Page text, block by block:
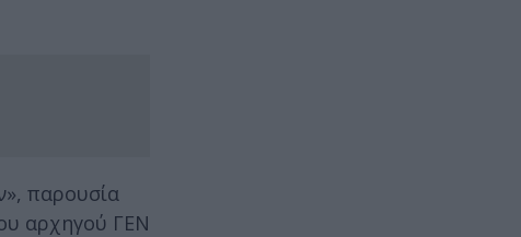
παρουσία
αρχηγού ΓΕΝ